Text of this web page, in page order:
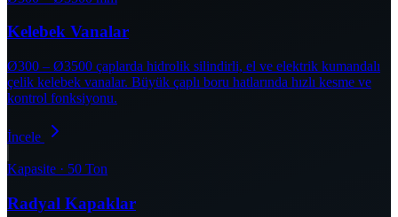
Kelebek Vanalar
Ø300 – Ø3500 çaplarda hidrolik silindirli, el ve elektrik kumandalı
çelik kelebek vanalar. Büyük çaplı boru hatlarında hızlı kesme ve
kontrol fonksiyonu.
İncele
Kapasite · 50 Ton
Radyal Kapaklar